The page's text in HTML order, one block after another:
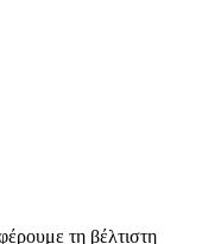
τη βέλτιστη